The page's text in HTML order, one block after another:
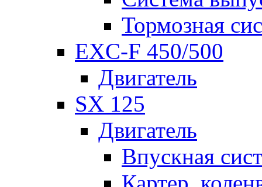
Тормозная
EXC-F 450/500
Двигатель
SX 125
Двигатель
Впускная